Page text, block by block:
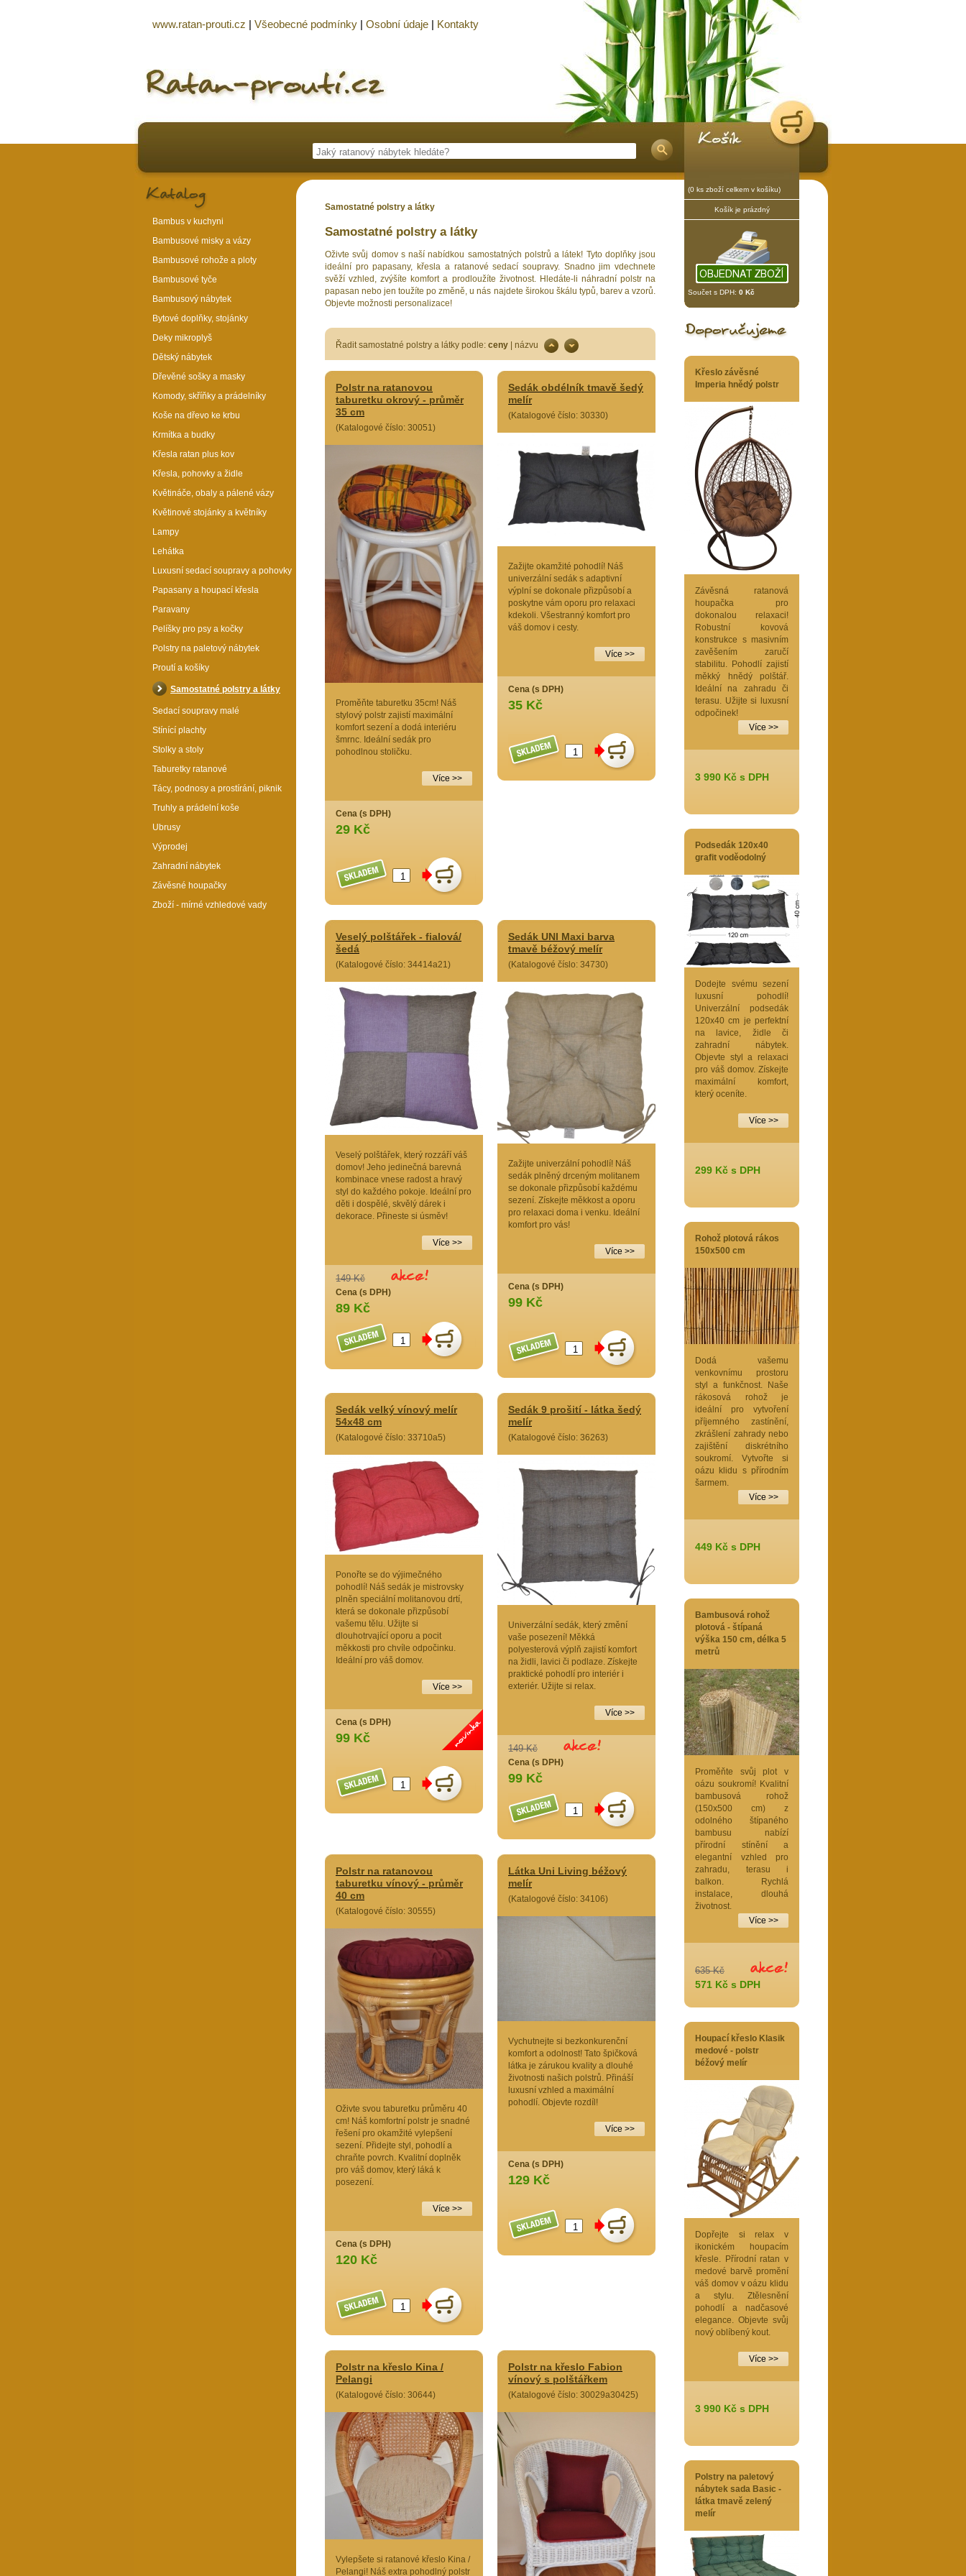
(0 ks zboží celkem v košíku)
Košík je prázdný
Součet s DPH: 0 Kč
Křeslo závěsné
Imperia hnědý polstr
Závěsná ratanová
houpačka pro
dokonalou relaxaci!
Robustní kovová
konstrukce s masivním
zavěšením zaručí
stabilitu. Pohodlí zajistí
měkký hnědý polštář.
Ideální na zahradu či
terasu. Užijte si luxusní
odpočinek!
Více >>
3 990 Kč s DPH
Podsedák 120x40
grafit voděodolný
Dodejte svému sezení
luxusní pohodlí!
Univerzální podsedák
120x40 cm je perfektní
na lavice, židle či
zahradní nábytek.
Objevte styl a relaxaci
pro váš domov. Získejte
maximální komfort,
který oceníte.
Více >>
299 Kč s DPH
Rohož plotová rákos
150x500 cm
Dodá vašemu
venkovnímu prostoru
styl a funkčnost. Naše
rákosová rohož je
ideální pro vytvoření
příjemného zastínění,
zkrášlení zahrady nebo
zajištění diskrétního
soukromí. Vytvořte si
oázu klidu s přírodním
šarmem.
Více >>
449 Kč s DPH
Bambusová rohož
plotová - štípaná
výška 150 cm, délka 5
metrů
Proměňte svůj plot v
oázu soukromí! Kvalitní
bambusová rohož
(150x500 cm) z
odolného štípaného
bambusu nabízí
přírodní stínění a
elegantní vzhled pro
zahradu, terasu i
balkon. Rychlá
instalace, dlouhá
životnost.
Více >>
635 Kč
571 Kč s DPH
Houpací křeslo Klasik
medové - polstr
béžový melír
Dopřejte si relax v
ikonickém houpacím
křesle. Přírodní ratan v
medové barvě promění
váš domov v oázu klidu
a stylu. Ztělesnění
pohodlí a nadčasové
elegance. Objevte svůj
nový oblíbený kout.
Více >>
3 990 Kč s DPH
Polstry na paletový
nábytek sada Basic -
látka tmavě zelený
melír
Samostatné polstry a látky
Samostatné polstry a látky
Oživte svůj domov s naší nabídkou samostatných polstrů a látek! Tyto doplňky jsou
ideální pro papasany, křesla a ratanové sedací soupravy. Snadno jim vdechnete
svěží vzhled, zvýšíte komfort a prodloužíte životnost. Hledáte-li náhradní polstr na
papasan nebo jen toužíte po změně, u nás najdete širokou škálu typů, barev a vzorů.
Objevte možnosti personalizace!
Řadit samostatné polstry a látky podle: ceny názvu
Polstr na ratanovou
taburetku okrový - průměr
35 cm
(Katalogové číslo: 30051)
Proměňte taburetku 35cm! Náš
stylový polstr zajistí maximální
komfort sezení a dodá interiéru
šmrnc. Ideální sedák pro
pohodlnou stoličku.
Více >>
Cena (s DPH)
29 Kč
Sedák obdélník tmavě šedý
melír
(Katalogové číslo: 30330)
Zažijte okamžité pohodlí! Náš
univerzální sedák s adaptivní
výplní se dokonale přizpůsobí a
poskytne vám oporu pro relaxaci
kdekoli. Všestranný komfort pro
váš domov i cesty.
Více >>
Cena (s DPH)
35 Kč
Veselý polštářek - fialová/
šedá
(Katalogové číslo: 34414a21)
Veselý polštářek, který rozzáří váš
domov! Jeho jedinečná barevná
kombinace vnese radost a hravý
styl do každého pokoje. Ideální pro
děti i dospělé, skvělý dárek i
dekorace. Přineste si úsměv!
Více >>
149 Kč
Cena (s DPH)
89 Kč
Sedák UNI Maxi barva
tmavě béžový melír
(Katalogové číslo: 34730)
Zažijte univerzální pohodlí! Náš
sedák plněný drceným molitanem
se dokonale přizpůsobí každému
sezení. Získejte měkkost a oporu
pro relaxaci doma i venku. Ideální
komfort pro vás!
Více >>
Cena (s DPH)
99 Kč
Sedák velký vínový melír
54x48 cm
(Katalogové číslo: 33710a5)
Ponořte se do výjimečného
pohodlí! Náš sedák je mistrovsky
plněn speciální molitanovou drtí,
která se dokonale přizpůsobí
vašemu tělu. Užijte si
dlouhotrvající oporu a pocit
měkkosti pro chvíle odpočinku.
Ideální pro váš domov.
Více >>
Cena (s DPH)
99 Kč
Sedák 9 prošití - látka šedý
melír
(Katalogové číslo: 36263)
Univerzální sedák, který změní
vaše posezení! Měkká
polyesterová výplň zajistí komfort
na židli, lavici či podlaze. Získejte
praktické pohodlí pro interiér i
exteriér. Užijte si relax.
Více >>
149 Kč
Cena (s DPH)
99 Kč
Polstr na ratanovou
taburetku vínový - průměr
40 cm
(Katalogové číslo: 30555)
Oživte svou taburetku průměru 40
cm! Náš komfortní polstr je snadné
řešení pro okamžité vylepšení
sezení. Přidejte styl, pohodlí a
chraňte povrch. Kvalitní doplněk
pro váš domov, který láká k
posezení.
Více >>
Cena (s DPH)
120 Kč
Látka Uni Living béžový
melír
(Katalogové číslo: 34106)
Vychutnejte si bezkonkurenční
komfort a odolnost! Tato špičková
látka je zárukou kvality a dlouhé
životnosti našich polstrů. Přináší
luxusní vzhled a maximální
pohodlí. Objevte rozdíl!
Více >>
Cena (s DPH)
129 Kč
Polstr na křeslo Kina /
Pelangi
(Katalogové číslo: 30644)
Vylepšete si ratanové křeslo Kina /
Pelangi! Náš extra pohodlný polstr
Polstr na křeslo Fabion
vínový s polštářkem
(Katalogové číslo: 30029a30425)
Bambus v kuchyni
Bambusové misky a vázy
Bambusové rohože a ploty
Bambusové tyče
Bambusový nábytek
Bytové doplňky, stojánky
Deky mikroplyš
Dětský nábytek
Dřevěné sošky a masky
Komody, skříňky a prádelníky
Koše na dřevo ke krbu
Krmítka a budky
Křesla ratan plus kov
Křesla, pohovky a židle
Květináče, obaly a pálené vázy
Květinové stojánky a květníky
Lampy
Lehátka
Luxusní sedací soupravy a pohovky
Papasany a houpací křesla
Paravany
Pelíšky pro psy a kočky
Polstry na paletový nábytek
Proutí a košíky
Samostatné polstry a látky
Sedací soupravy malé
Stínící plachty
Stolky a stoly
Taburetky ratanové
Tácy, podnosy a prostírání, piknik
Truhly a prádelní koše
Ubrusy
Výprodej
Zahradní nábytek
Závěsné houpačky
Zboží - mírné vzhledové vady
www.ratan-prouti.cz | Všeobecné podmínky | Osobní údaje | Kontakty